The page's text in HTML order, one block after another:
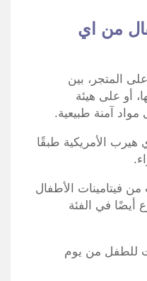
من اي
المتجر، بين
أو على هيئة
آمنة طبيعية.
الأمريكية طبقًا
فيتامينات الأطفال
أيضًا في الفئة
للطفل من يوم